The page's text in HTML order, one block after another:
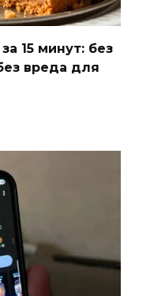
15 минут: без
вреда для